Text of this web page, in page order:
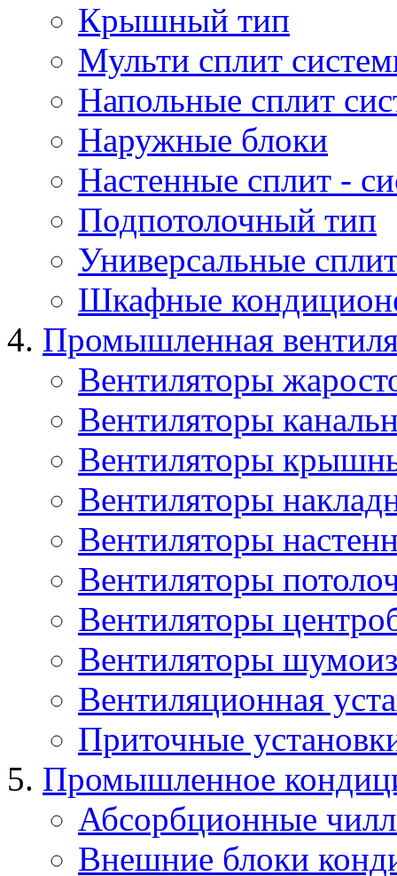
Крышный тип
Мульти сплит
Напольные сплит
Наружные блоки
Настенные сплит -
Подпотолочный тип
Универсальные
Шкафные
Промышленная
Вентиляторы
Вентиляторы
Вентиляторы
Вентиляторы
Вентиляторы
Вентиляторы
Вентиляторы
Вентиляторы
Вентиляционная
Приточные
Промышленное
Абсорбционные
Внешние блоки